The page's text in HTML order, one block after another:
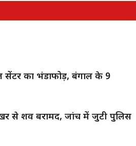
सेंटर का भंडाफोड़, बंगाल के 9
से शव बरामद, जांच में जुटी पुलिस